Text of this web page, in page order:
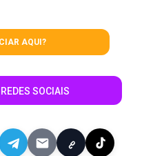
AQUI?
SOCIAIS